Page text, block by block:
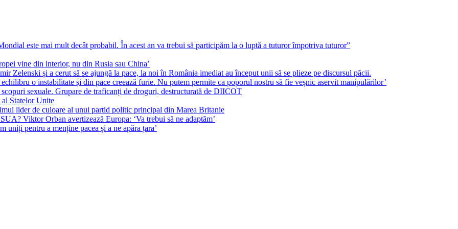
este mai mult decât probabil. În acest an va trebui să participăm la o luptă a tuturor împotriva tuturor”
vine din interior, nu din Rusia sau China’
și a cerut să se ajungă la pace, la noi în România imediat au început unii să se plieze pe discursul păcii.
o instabilitate și din pace creează furie. Nu putem permite ca poporul nostru să fie veșnic aservit manipulărilor’
sexuale. Grupare de traficanți de droguri, destructurată de DIICOT
al Statelor Unite
lider de culoare al unui partid politic principal din Marea Britanie
Viktor Orban avertizează Europa: ‘Va trebui să ne adaptăm’
pentru a menține pacea și a ne apăra țara’